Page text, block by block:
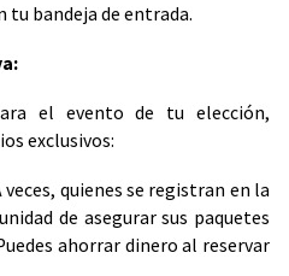
bandeja de entrada.
el evento de tu elección,
exclusivos:
veces, quienes se registran en la
de asegurar sus paquetes
ahorrar dinero al reservar